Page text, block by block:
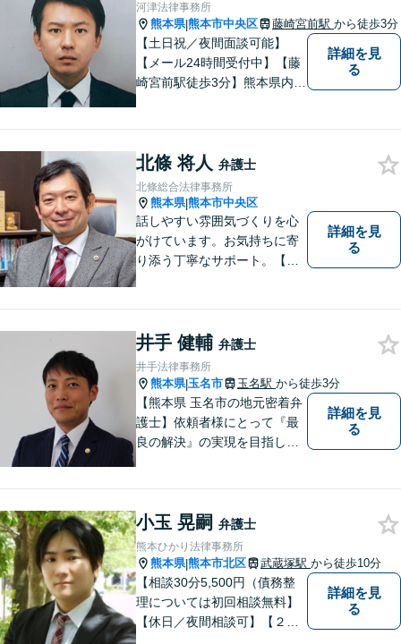
河津法律事務所
熊本県|熊本市中央区 藤崎宮前駅 から徒歩3分
【土日祝／夜間面談可能】
【メール24時間受付中】【藤
崎宮前駅徒歩3分】熊本県内及
の方の契約関係トラブルまで
幅広くご相談いただいており
ます。お気軽にご相談くださ
い。
詳細を見
る
北條 将人 弁護士
北條総合法律事務所
熊本県|熊本市中央区
話しやすい雰囲気づくりを心
がけています。お気持ちに寄
り添う丁寧なサポート。【借
ート。企業からのご相談も承
ります【交通事故】弁護士費
用特約の利用可【夜間・休日
面談可】
詳細を見
る
井手 健輔 弁護士
井手法律事務所
熊本県|玉名市 玉名駅 から徒歩3分
【熊本県 玉名市の地元密着弁
護士】依頼者様にとって『最
良の解決』の実現を目指しま
詳細を見
る
小玉 晃嗣 弁護士
熊本ひかり法律事務所
熊本県|熊本市北区 武蔵塚駅 から徒歩10分
【相談30分5,500円（債務整
理については初回相談無料】
【休日／夜間相談可】【２０
詳細を見
る